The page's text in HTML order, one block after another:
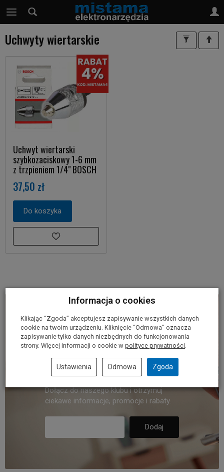
Uchwyty wiertarskie
Uchwyt wiertarski
szybkozaciskowy 1-6 mm
z trzpieniem 1/4" BOSCH
37,50 zł
Do koszyka
Dołącz do
naszego klubu.
Dołącz do naszego klubu i otrzymuj
ciekawe informacje, promocje i rabaty.
Informacja o cookies
Klikając “Zgoda” akceptujesz zapisywanie wszystkich danych
cookie na twoim urządzeniu. Kliknięcie “Odmowa” oznacza
zapisywanie tylko danych niezbędnych do funkcjonowania
strony. Więcej informacji o cookie w polityce prywatności
Ustawienia Odmowa Zgoda